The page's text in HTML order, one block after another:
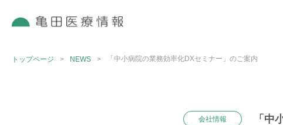
トップページ > NEWS > 「中小病院の業務効率化DXセミナー」のご案内
会社情報 「中